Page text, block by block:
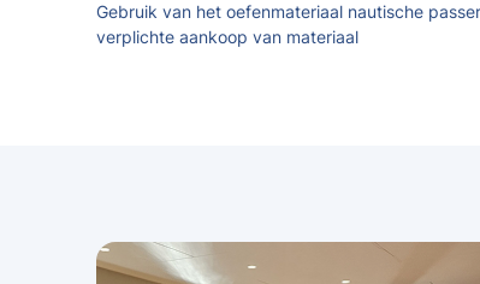
Gebruik van het oefenmateriaal nautische
verplichte aankoop van materiaal